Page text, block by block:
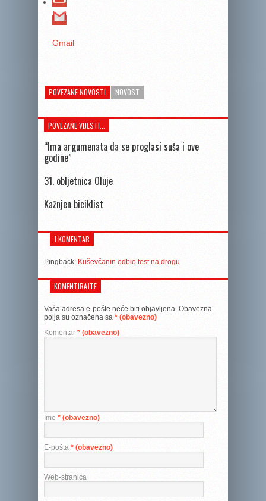
Gmail
POVEZANE NOVOSTI NOVOST
POVEZANE VIJESTI...
“Ima argumenata da se proglasi suša i ove
godine”
31. obljetnica Oluje
Kažnjen biciklist
1 KOMENTAR
Pingback: Kuševčanin odbio test na drogu
KOMENTIRAJTE
Vaša adresa e-pošte neće biti objavljena. Obavezna
polja su označena sa * (obavezno)
Komentar * (obavezno)
Ime * (obavezno)
E-pošta * (obavezno)
Web-stranica